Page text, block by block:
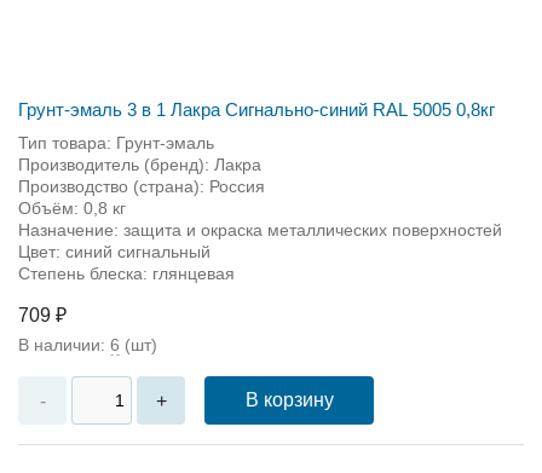
Грунт-эмаль 3 в 1 Лакра Сигнально-синий RAL 5005 0,8кг
Тип товара: Грунт-эмаль
Производитель (бренд): Лакра
Производство (страна): Россия
Объём: 0,8 кг
Назначение: защита и окраска металлических поверхностей
Цвет: синий сигнальный
Степень блеска: глянцевая
709 ₽
В наличии: 6 (шт)
- + В корзину